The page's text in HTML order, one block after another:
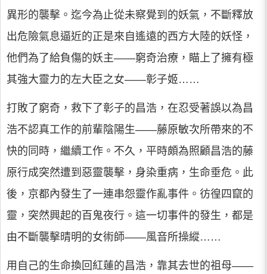
異形的襲擊。迄今為止從未察覺到的妖氣，不斷釋放
出危險氣息逼近的正是來自遙遠的西方大陸的妖怪，
他們為了給負傷的妖主——窮奇治療，瞄上了擁有極
其強大靈力的左大臣之女——彰子姬……
打敗了窮奇，救下了彰子的昌浩，在忍受著誤以為昌
浩不認真工作的前輩陰陽生——藤原敏次所帶來的不
快的同時，繼續工作。不久，平時頗為照顧昌浩的藤
原行成突然遭到惡靈襲擊，身染重病，生命垂危。此
後，京都內發生了一連串怨靈作亂事件。彷徨四竄的
靈，突然興起的百鬼夜行。這一切事件的發生，都是
由不斷襲擊晴明的女術師——風音所操縱……
用自己的生命換回紅蓮的昌浩，靠其去世的祖母——